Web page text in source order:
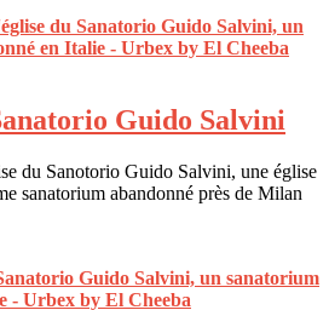
Guido Salvini
du Sanotorio Guido Salvini, une église
sanatorium abandonné près de Milan